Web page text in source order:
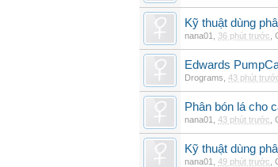
Kỹ thuật dùng
nana01 36 phút trước
Edwards
Drograms 43 phút
Phân bón lá cho
nana01 43 phút trước
Kỹ thuật dùng
nana01 49 phút trước